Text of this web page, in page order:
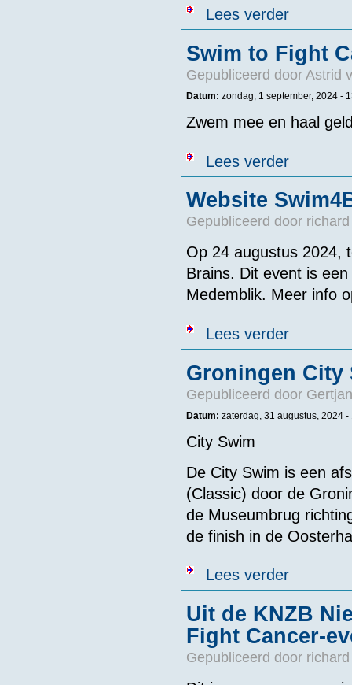
Lees verderover Swim to
Swim to Fight
Gepubliceerd door Astrid
Datum: zondag, 1 september, 2024 -
Zwem mee en haal
Lees verderover Swim to
Website
Gepubliceerd door
Op 24 augustus 2024,
Brains. Dit event is
Medemblik. Meer info
Lees verderover Website
Groningen City
Gepubliceerd door
Datum: zaterdag, 31 augustus, 2024 -
City Swim
De City Swim is een
(Classic) door de
de Museumbrug
de finish in de
Lees verderover
Uit de KNZB
Fight Cancer-
Gepubliceerd door